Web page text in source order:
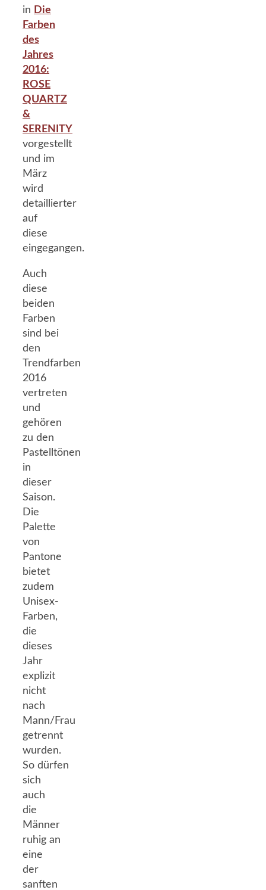
in Die
Farben
des
Jahres
2016:
ROSE
QUARTZ
&
SERENITY
vorgestellt
und im
März
wird
detaillierter
auf
diese
eingegangen.
Auch
diese
beiden
Farben
sind bei
den
Trendfarben
2016
vertreten
und
gehören
zu den
Pastelltönen
in
dieser
Saison.
Die
Palette
von
Pantone
bietet
zudem
Unisex-
Farben,
die
dieses
Jahr
explizit
nicht
nach
Mann/Frau
getrennt
wurden.
So dürfen
sich
auch
die
Männer
ruhig an
eine
der
sanften